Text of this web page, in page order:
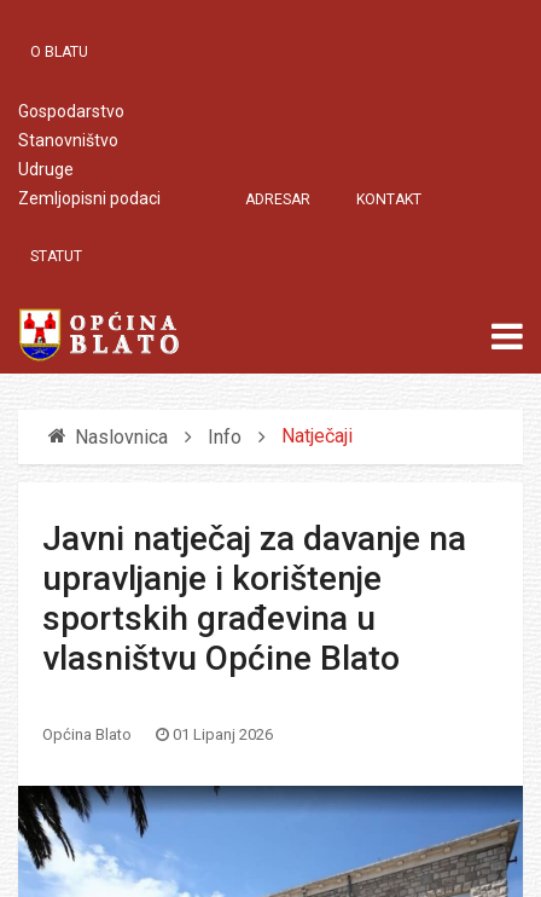
O BLATU
Gospodarstvo
Stanovništvo
Udruge
Zemljopisni podaci
ADRESAR KONTAKT
STATUT
Naslovnica Info Natječaji
Javni natječaj za davanje na
upravljanje i korištenje
sportskih građevina u
vlasništvu Općine Blato
Općina Blato 01 Lipanj 2026